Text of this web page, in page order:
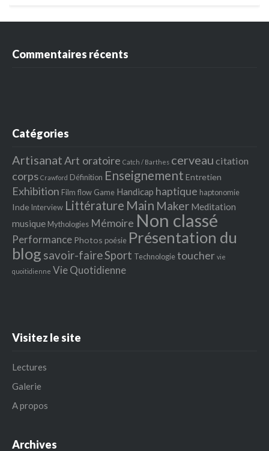
Commentaires récents
Catégories
ArtisanatArt oratoire Catch / Barthes cerveau citation
corps Crawford Définition Enseignement Entretien
Exhibition Film flow Game Handicap haptique haptonomie
Inde Interview Littérature Main Maker Meditation
musique Mythologies Mémoire Non classé
Performance Photos poésie Présentation du
blog savoir-faireSport Technologietoucher vie
quoitidienne Vie Quotidienne
Visitez le site
Lectures
Galerie
A propos
Archives